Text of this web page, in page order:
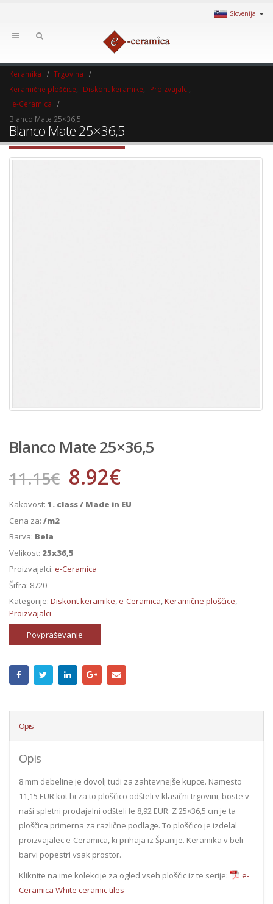
Slovenija
Keramika
Trgovina
Keramične ploščice
Diskont keramike Proizvajalci
e-Ceramica
Blanco Mate 25×36,5
Blanco Mate 25×36,5
Blanco Mate 25×36,5
11.15€ 8.92€
Kakovost: 1. class / Made in EU
Cena za: /m2
Barva: Bela
Velikost: 25x36,5
Proizvajalci: e-Ceramica
Šifra: 8720
Kategorije: Diskont keramike,e-Ceramica,Keramične ploščice,
Proizvajalci
Povpraševanje
Opis
Opis
8 mm debeline je dovolj tudi za zahtevnejše kupce. Namesto
11,15 EUR kot bi za to ploščico odšteli v klasični trgovini, boste v
naši spletni prodajalni odšteli le 8,92 EUR. Z 25×36,5 cm je ta
ploščica primerna za različne podlage. To ploščico je izdelal
proizvajalec e-Ceramica, ki prihaja iz Španije. Keramika v beli
barvi popestri vsak prostor.
Kliknite na ime kolekcije za ogled vseh ploščic iz te serije:
e-
Ceramica White ceramic tiles